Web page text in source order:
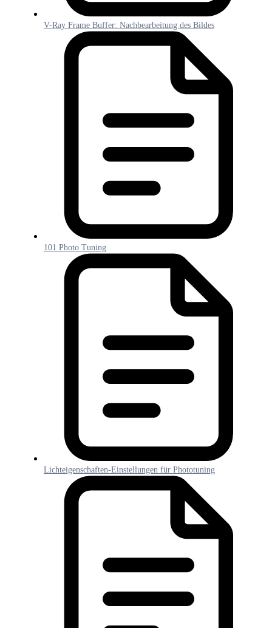
V-Ray Frame Buffer: Nachbearbeitung des Bildes
101 Photo Tuning
Lichteigenschaften-Einstellungen für Phototuning